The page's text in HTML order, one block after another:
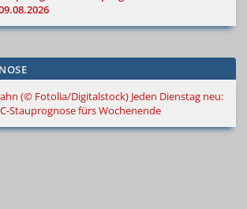
Jeden Dienstag neu:
Stauprognose fürs Wochenende